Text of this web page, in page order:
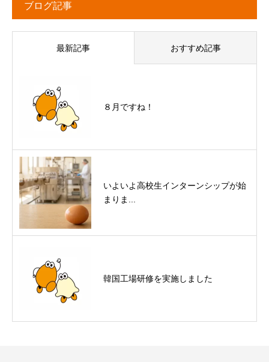
ブログ記事
最新記事 おすすめ記事
８月ですね！
いよいよ高校生インターンシップが始
まりま...
韓国工場研修を実施しました